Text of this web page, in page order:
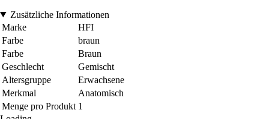
Zusätzliche Informationen
Marke
HFI
Farbe
braun
Farbe
Braun
Geschlecht
Gemischt
Altersgruppe
Erwachsene
Merkmal
Anatomisch
Menge pro Produkt 1